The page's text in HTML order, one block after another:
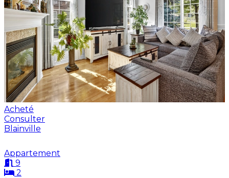
Acheté
Consulter
Blainville
Appartement
9
2